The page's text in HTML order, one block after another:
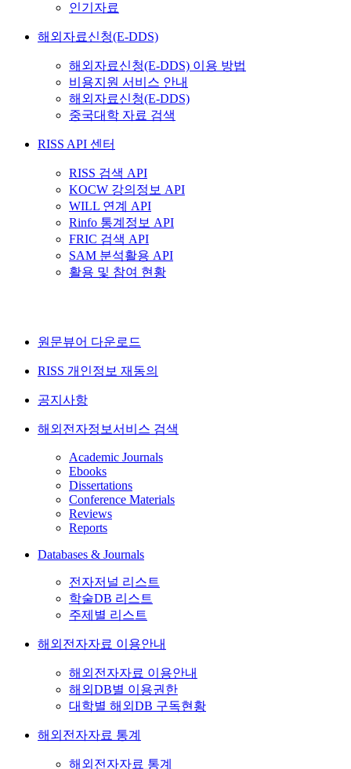
인기자료
해외자료신청(E-DDS)
해외자료신청(E-DDS) 이용 방법
비용지원 서비스 안내
해외자료신청(E-DDS)
중국대학 자료 검색
RISS API 센터
RISS 검색 API
KOCW 강의정보 API
WILL 연계 API
Rinfo 통계정보 API
FRIC 검색 API
SAM 분석활용 API
활용 및 참여 현황
원문뷰어 다운로드
RISS 개인정보 재동의
공지사항
해외전자정보서비스 검색
Academic Journals
Ebooks
Dissertations
Conference Materials
Reviews
Reports
Databases & Journals
전자저널 리스트
학술DB 리스트
주제별 리스트
해외전자자료 이용안내
해외전자자료 이용안내
해외DB별 이용권한
대학별 해외DB 구독현황
해외전자자료 통계
해외전자자료 통계